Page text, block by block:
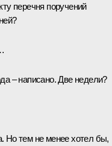
перечня поручений
– написано. Две недели?
Но тем не менее хотел бы,